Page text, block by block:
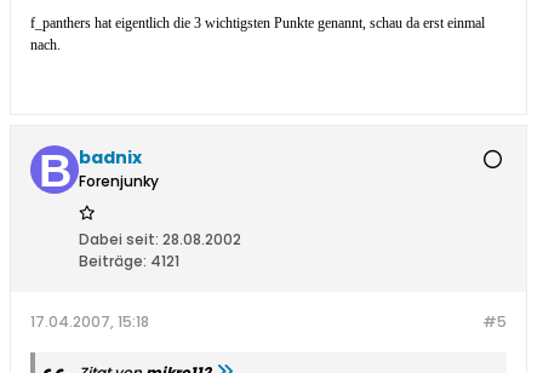
f_panthers hat eigentlich die 3 wichtigsten Punkte genannt, schau da erst einmal
nach.
badnix
Forenjunky
Dabei seit: 28.08.2002
Beiträge: 4121
#5
17.04.2007, 15:18